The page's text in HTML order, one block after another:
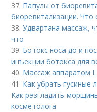
37. Папулы от
биоревитализации. Что
38.Удвартана массаж,
что
39. Ботокс носа до и
инъекции ботокса для
40. Массаж аппаратом
41. Как убрать гусиные
Как разгладить
косметолога